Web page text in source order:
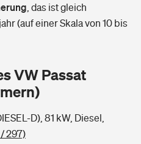
finden
finden
ich im Alter?
das ist gleich
(auf einer Skala von 10 bis
VW Passat
D), 81 kW, Diesel,
297)